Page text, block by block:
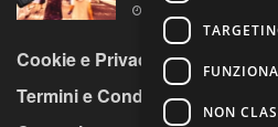
Cookie e Privacy Policy
Termini e Condizioni
NON